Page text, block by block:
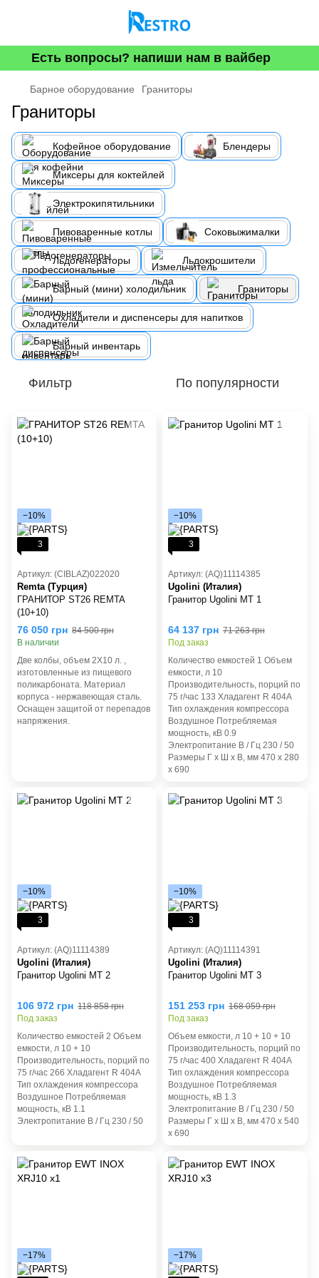
Есть вопросы? напиши нам в вайбер
Барное оборудование Граниторы
Граниторы
Кофейное оборудование Блендеры
Миксеры для коктейлей
Электрокипятильники
Пивоваренные котлы Соковыжималки
Льдогенераторы Льдокрошители
Барный (мини) холодильник Граниторы
Охладители и диспенсеры для напитков
Барный инвентарь
Фильтр По популярности
−10%
3
Артикул: (CIBLAZ)022020
Remta (Турция)
ГРАНИТОР ST26 REMTA
(10+10)
76 050 грн 84 500 грн
В наличии
Две колбы, объем 2Х10 л. ,
изготовленные из пищевого
поликарбоната. Материал
корпуса - нержавеющая сталь.
Оснащен защитой от перепадов
напряжения.
−10%
3
Артикул: (AQ)11114385
Ugolini (Италия)
Гранитор Ugolini MT 1
64 137 грн 71 263 грн
Под заказ
Количество емкостей 1 Объем
емкости, л 10
Производительность, порций по
75 г/час 133 Хладагент R 404A
Тип охлаждения компрессора
Воздушное Потребляемая
мощность, кВ 0.9
Электропитание B / Гц 230 / 50
Размеры Г х Ш х В, мм 470 х 280
х 690
−10%
3
Артикул: (AQ)11114389
Ugolini (Италия)
Гранитор Ugolini MT 2
106 972 грн 118 858 грн
Под заказ
Количество емкостей 2 Объем
емкости, л 10 + 10
Производительность, порций по
75 г/час 266 Хладагент R 404A
Тип охлаждения компрессора
Воздушное Потребляемая
мощность, кВ 1.1
Электропитание B / Гц 230 / 50
−10%
3
Артикул: (AQ)11114391
Ugolini (Италия)
Гранитор Ugolini MT 3
151 253 грн 168 059 грн
Под заказ
Объем емкости, л 10 + 10 + 10
Производительность, порций по
75 г/час 400 Хладагент R 404A
Тип охлаждения компрессора
Воздушное Потребляемая
мощность, кВ 1.3
Электропитание B / Гц 230 / 50
Размеры Г х Ш х В, мм 470 х 540
х 690
−17% −17%